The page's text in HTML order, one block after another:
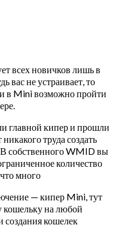
всех новичков лишь в
вас не устраивает, то
в Mini возможно пройти
главной кипер и прошли
труда создать
собственного WMID вы
количество
много
— кипер Mini, тут
кошельку на любой
кошелек